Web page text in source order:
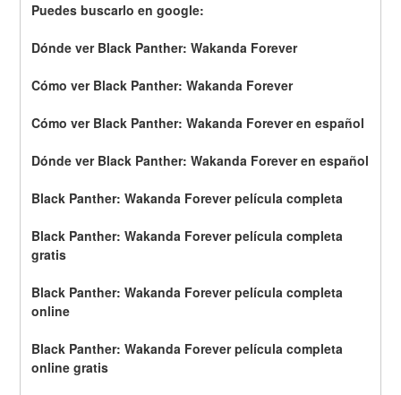
Puedes buscarlo en google:
Dónde ver Black Panther: Wakanda Forever
Cómo ver Black Panther: Wakanda Forever
Cómo ver Black Panther: Wakanda Forever en español
Dónde ver Black Panther: Wakanda Forever en español
Black Panther: Wakanda Forever película completa
Black Panther: Wakanda Forever película completa
gratis
Black Panther: Wakanda Forever película completa
online
Black Panther: Wakanda Forever película completa
online gratis